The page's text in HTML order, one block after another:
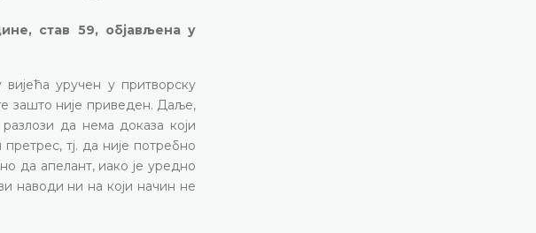
став 59, објављена у
уручен у притворску
зашто није приведен. Даље,
да нема доказа који
тј. да није потребно
да апелант, иако је уредно
наводи ни на који начин не